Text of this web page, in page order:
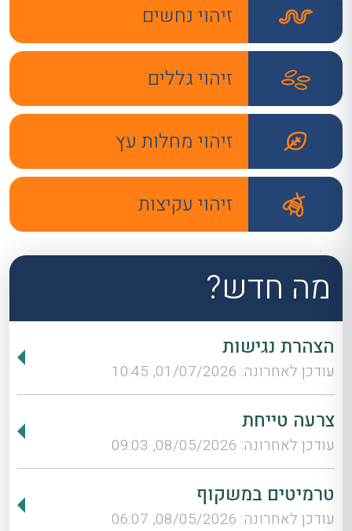
זיהוי נחשים
זיהוי גללים
זיהוי מחלות עץ
זיהוי עקיצות
מה חדש?
הצהרת נגישות
עודכן לאחרונה: 01/07/2026, 10:45
צרעה טייחת
עודכן לאחרונה: 08/05/2026, 09:03
טרמיטים במשקוף
עודכן לאחרונה: 08/05/2026, 06:07